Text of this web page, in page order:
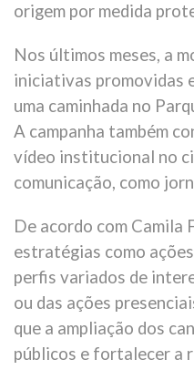
origem por medida
Nos últimos meses, a
iniciativas promovidas
uma caminhada no
A campanha também
vídeo institucional no
comunicação, como
De acordo com Camila
estratégias como
perfis variados de
ou das ações
que a ampliação dos
públicos e fortalecer a